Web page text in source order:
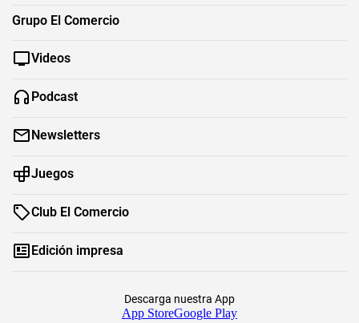
Grupo El Comercio
Videos
Podcast
Newsletters
Juegos
Club El Comercio
Edición impresa
Descarga nuestra App
App StoreGoogle Play